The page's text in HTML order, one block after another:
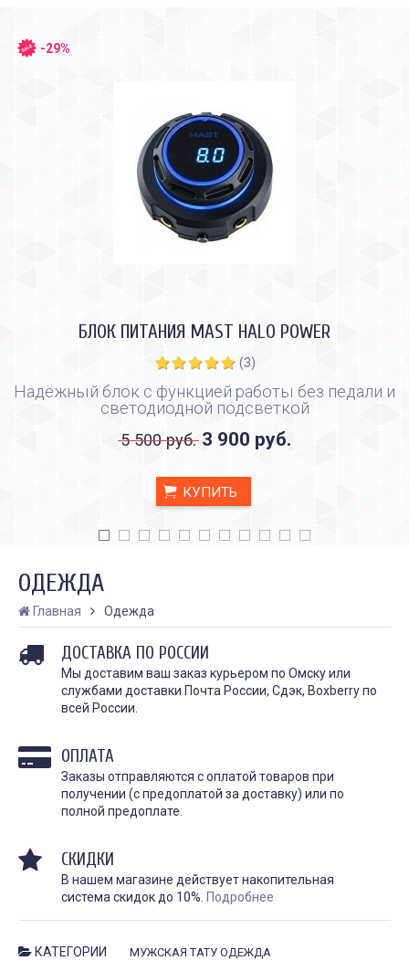
КАК ПРАВИЛЬНО И ДЛЯ ЧЕГО
ДЕЛАТЬ КАРБОНОВЫЙ ПИЛИНГ
Дата:28.02.2024
Карбоновый пилинг – это
предназначенная для
улучшения...
ЧИТАТЬ ДАЛЕЕ →
ИСПОЛЬЗОВАТЬ
ЗАЖИВЛЕНИЯ ТАТУ
Дата:31.01.2024
и...
-29%
БЛОК ПИТАНИЯ MAST HALO POWER
(3)
Надёжный блок с функцией работы без педали и
светодиодной подсветкой
5 500 руб. 3 900 руб.
КУПИТЬ
ОДЕЖДА
Главная Одежда
ДОСТАВКА ПО РОССИИ
Мы доставим ваш заказ курьером по Омску или
службами доставки Почта России, Сдэк, Boxberry по
всей России.
ОПЛАТА
Заказы отправляются с оплатой товаров при
получении (с предоплатой за доставку) или по
полной предоплате.
СКИДКИ
В нашем магазине действует накопительная
система скидок до 10%. Подробнее
КАТЕГОРИИ МУЖСКАЯ ТАТУ ОДЕЖДА